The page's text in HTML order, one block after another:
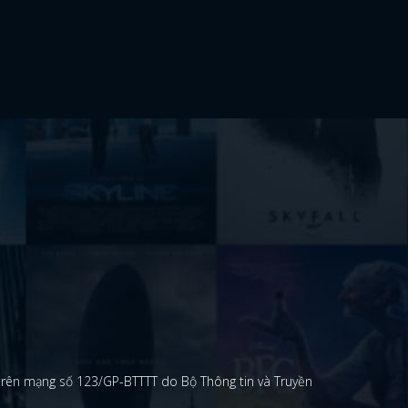
mạng số 123/GP-BTTTT do Bộ Thông tin và Truyền